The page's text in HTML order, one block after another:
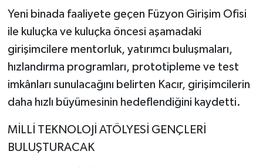
Yeni binada faaliyete geçen Füzyon Girişim Ofisi
ile kuluçka ve kuluçka öncesi aşamadaki
girişimcilere mentorluk, yatırımcı buluşmaları,
hızlandırma programları, prototipleme ve test
imkânları sunulacağını belirten Kacır, girişimcilerin
daha hızlı büyümesinin hedeflendiğini kaydetti.
MİLLİ TEKNOLOJİ ATÖLYESİ GENÇLERİ
BULUŞTURACAK